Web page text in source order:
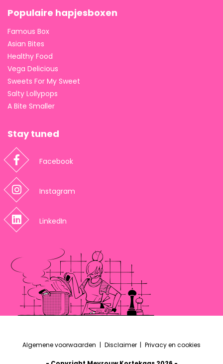
Populaire hapjesboxen
Famous Box
Asian Bites
Healthy Food
Vega Delicious
Sweets For My Sweet
Salty Lollypops
A Bite Smaller
Stay tuned
Facebook
Instagram
LinkedIn
Algemene voorwaarden Disclaimer Privacy en cookies